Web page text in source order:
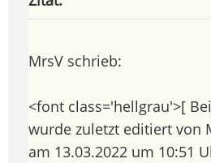
MrsV schrieb:
<font class='hellgrau'>[
wurde zuletzt editiert von
am 13.03.2022 um 10:51